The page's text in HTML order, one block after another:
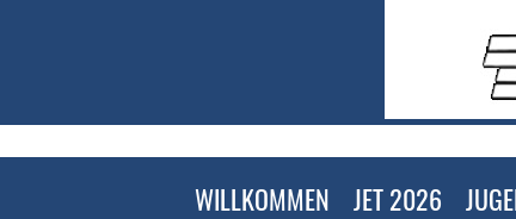
WILLKOMMEN JET 2026